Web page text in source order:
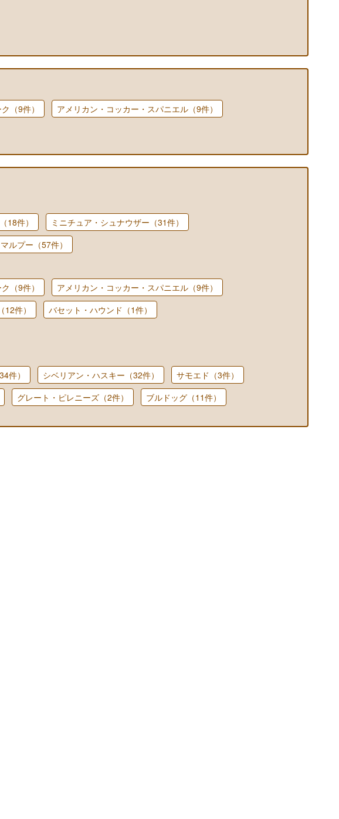
（9件）
アメリカン・コッカー・スパニエル（9件）
18件）
ミニチュア・シュナウザー（31件）
マルプー（57件）
（9件）
アメリカン・コッカー・スパニエル（9件）
件）
バセット・ハウンド（1件）
件） シベリアン・ハスキー（32件）
サモエド（3件）
グレート・ピレニーズ（2件） ブルドッグ（11件）